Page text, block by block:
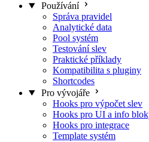
Používání
Správa pravidel
Analytické data
Pool systém
Testování slev
Praktické příklady
Kompatibilita s pluginy
Shortcodes
Pro vývojáře
Hooks pro výpočet slev
Hooks pro UI a info
Hooks pro integrace
Template systém